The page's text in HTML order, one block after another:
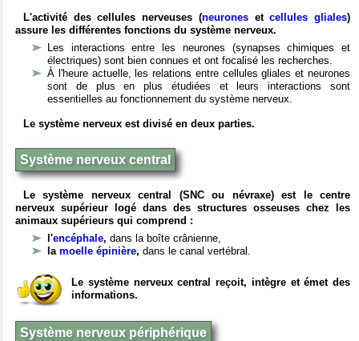
L'activité des cellules nerveuses (neuronesetcellules gliales)
assure les différentes fonctions du système nerveux.
Les interactions entre les neurones (synapses chimiques et
électriques) sont bien connues et ont focalisé les recherches.
À l'heure actuelle, les relations entre cellules gliales et neurones
sont de plus en plus étudiées et leurs interactions sont
essentielles au fonctionnement du système nerveux.
Le système nerveux est divisé en deux parties.
Système nerveux central
Le système nerveux central (SNC ou névraxe) est le centre
nerveux supérieur logé dans des structures osseuses chez les
animaux supérieurs qui comprend :
l'encéphale, dans la boîte crânienne,
la moelle épinière, dans le canal vertébral.
Le système nerveux central reçoit, intègre et émet des
informations.
Système nerveux périphérique